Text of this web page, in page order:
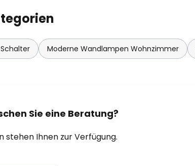
Moderne Wandlampen Wohnzimmer
Sie eine Beratung?
stehen Ihnen zur Verfügung.